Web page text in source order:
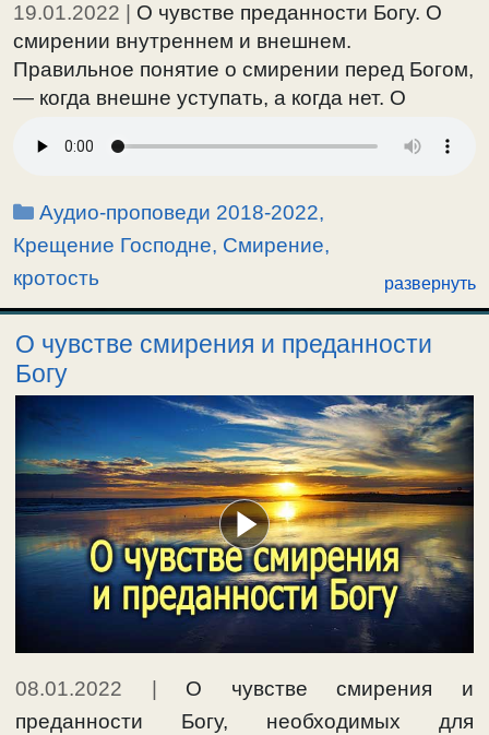
19.01.2022
О чувстве преданности Богу. О
смирении внутреннем и внешнем.
Правильное понятие о смирении перед Богом,
— когда внешне уступать, а когда нет. О
христианском, и смирении бесовском.
Рубрики
Аудио-проповеди 2018-2022,
Крещение Господне, Смирение,
кротость
развернуть
О чувстве смирения и преданности
Богу
08.01.2022
О чувстве смирения и
преданности Богу, необходимых для